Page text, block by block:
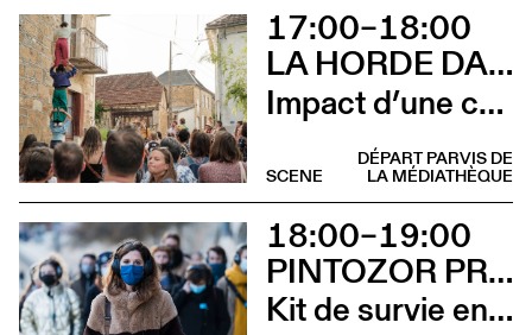
17:00–18:00
LA HORDE DANS LES PAVÉS
Impact d’une course [Aurillac] X Stadium
DÉPART PARVIS DE
LA MÉDIATHÈQUE
SCENE
18:00–19:00
PINTOZOR PROD. ET MARION THOMAS
Kit de survie en territoire masculiniste